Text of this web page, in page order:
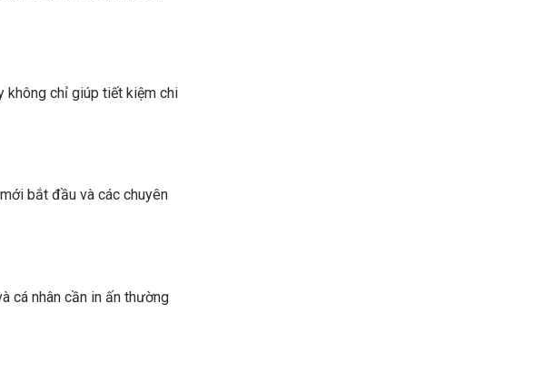
không chỉ giúp tiết kiệm chi
bắt đầu và các chuyên
cá nhân cần in ấn thường